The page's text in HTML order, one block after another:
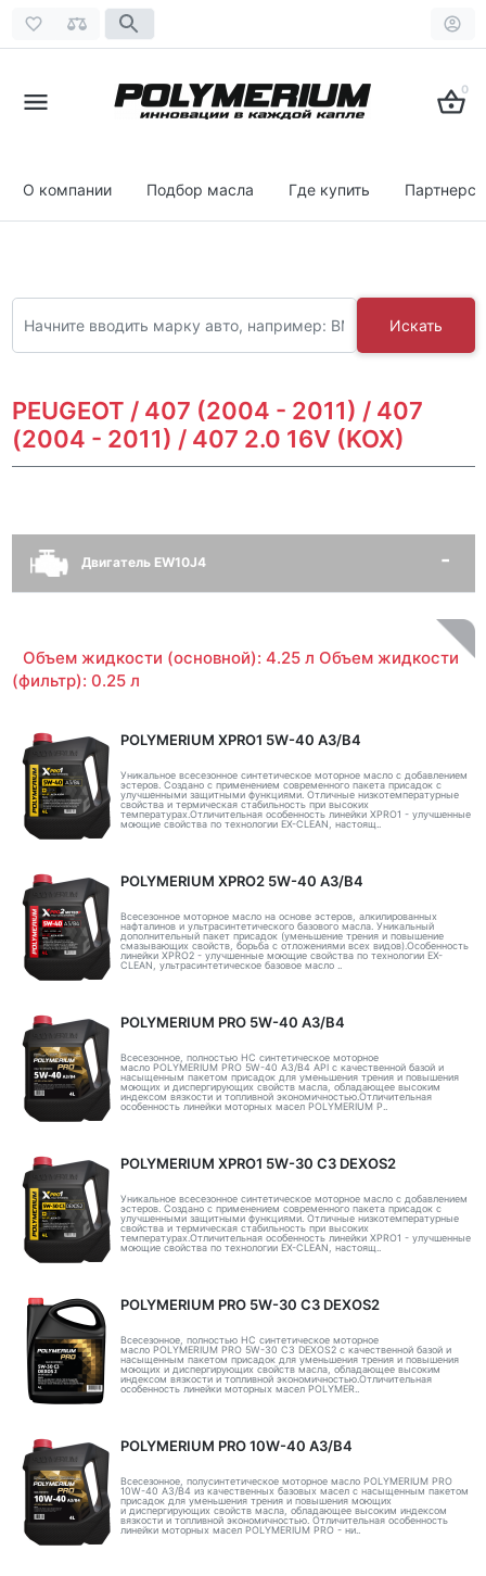
0
О компании Подбор масла Где купить
Искать
PEUGEOT / 407 (2004 - 2011) / 407
(2004 - 2011) / 407 2.0 16V (KOX)
Двигатель EW10J4
Объем жидкости (основной): 4.25 л Объем жидкости
(фильтр): 0.25 л
POLYMERIUM XPRO1 5W-40 A3/B4
Уникальное всесезонное синтетическое моторное масло с добавлением
эстеров. Создано с применением современного пакета присадок с
улучшенными защитными функциями. Отличные низкотемпературные
свойства и термическая стабильность при высоких
температурах.Отличительная особенность линейки XPRO1 - улучшенные
моющие свойства по технологии EX-CLEAN, настоящ..
POLYMERIUM XPRO2 5W-40 A3/B4
Всесезонное моторное масло на основе эстеров, алкилированных
нафталинов и ультрасинтетического базового масла. Уникальный
дополнительный пакет присадок (уменьшение трения и повышение
смазывающих свойств, борьба с отложениями всех видов).Особенность
линейки XPRO2 - улучшенные моющие свойства по технологии EX-
CLEAN, ультрасинтетическое базовое масло ..
POLYMERIUM PRO 5W-40 A3/B4
Всесезонное, полностью HC синтетическое моторное
масло POLYMERIUM PRO 5W-40 A3/B4 API с качественной базой и
насыщенным пакетом присадок для уменьшения трения и повышения
моющих и диспергирующих свойств масла, обладающее высоким
индексом вязкости и топливной экономичностью.Отличительная
особенность линейки моторных масел POLYMERIUM P..
POLYMERIUM XPRO1 5W-30 C3 DEXOS2
Уникальное всесезонное синтетическое моторное масло с добавлением
эстеров. Создано с применением современного пакета присадок с
улучшенными защитными функциями. Отличные низкотемпературные
свойства и термическая стабильность при высоких
температурах.Отличительная особенность линейки XPRO1 - улучшенные
моющие свойства по технологии EX-CLEAN, настоящ..
POLYMERIUM PRO 5W-30 C3 DEXOS2
Всесезонное, полностью HC синтетическое моторное
масло POLYMERIUM PRO 5W-30 C3 DEXOS2 с качественной базой и
насыщенным пакетом присадок для уменьшения трения и повышения
моющих и диспергирующих свойств масла, обладающее высоким
индексом вязкости и топливной экономичностью.Отличительная
особенность линейки моторных масел POLYMER..
POLYMERIUM PRO 10W-40 A3/B4
Всесезонное, полусинтетическое моторное масло POLYMERIUM PRO
10W-40 A3/B4 из качественных базовых масел с насыщенным пакетом
присадок для уменьшения трения и повышения моющих
и диспергирующих свойств масла, обладающее высоким индексом
вязкости и топливной экономичностью. Отличительная особенность
линейки моторных масел POLYMERIUM PRO - ни..